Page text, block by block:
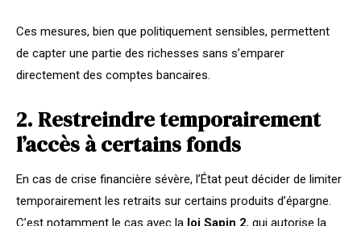
Ces mesures, bien que politiquement sensibles, permettent
de capter une partie des richesses sans s’emparer
directement des comptes bancaires.
2. Restreindre temporairement
l’accès à certains fonds
En cas de crise financière sévère, l’État peut décider de limiter
temporairement les retraits sur certains produits d’épargne.
C’est notamment le cas avec la loi Sapin 2, qui autorise la